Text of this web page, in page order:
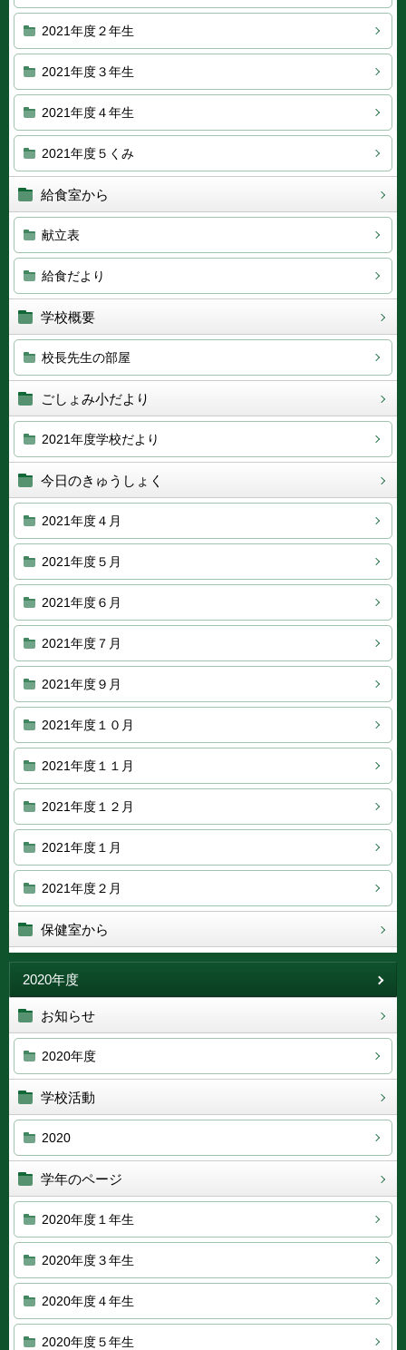
2021年度２年生
2021年度３年生
2021年度４年生
2021年度５くみ
給食室から
献立表
給食だより
学校概要
校長先生の部屋
ごしょみ小だより
2021年度学校だより
今日のきゅうしょく
2021年度４月
2021年度５月
2021年度６月
2021年度７月
2021年度９月
2021年度１０月
2021年度１１月
2021年度１２月
2021年度１月
2021年度２月
保健室から
2020年度
お知らせ
2020年度
学校活動
2020
学年のページ
2020年度１年生
2020年度３年生
2020年度４年生
2020年度５年生